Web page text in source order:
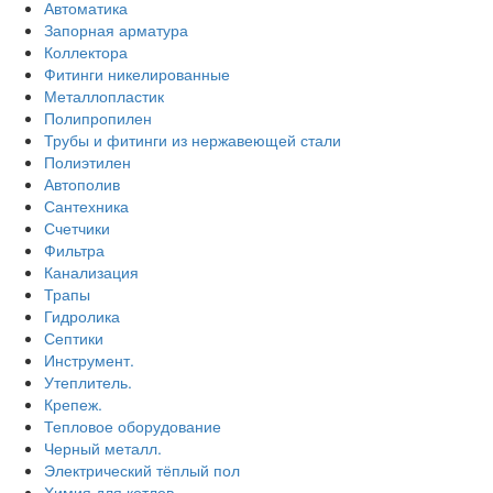
Автоматика
Запорная арматура
Коллектора
Фитинги никелированные
Металлопластик
Полипропилен
Трубы и фитинги из нержавеющей стали
Полиэтилен
Автополив
Сантехника
Счетчики
Фильтра
Канализация
Трапы
Гидролика
Септики
Инструмент.
Утеплитель.
Крепеж.
Тепловое оборудование
Черный металл.
Электрический тёплый пол